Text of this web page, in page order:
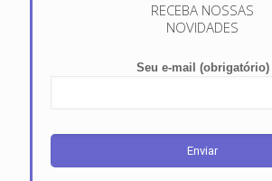
RECEBA NOSSAS
NOVIDADES
Seu e-mail (obrigatório)